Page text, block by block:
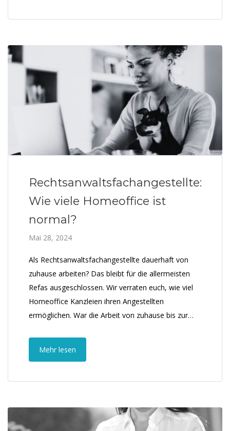
Rechtsanwaltsfachangestellte:
Wie viele Homeoffice ist
normal?
Mai 28, 2024
Als Rechtsanwaltsfachangestellte dauerhaft von
zuhause arbeiten? Das bleibt für die allermeisten
Refas ausgeschlossen. Wir verraten euch, wie viel
Homeoffice Kanzleien ihren Angestellten
ermöglichen. War die Arbeit von zuhause bis zur…
Mehr lesen